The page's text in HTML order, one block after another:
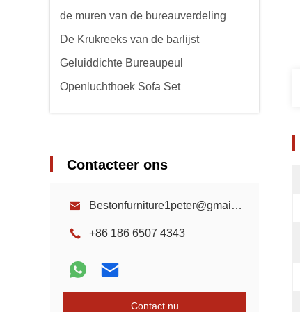
de muren van de bureauverdeling
De Krukreeks van de barlijst
Geluiddichte Bureaupeul
Openluchthoek Sofa Set
Contacteer ons
Bestonfurniture1peter@gmail.com
+86 186 6507 4343
Contact nu